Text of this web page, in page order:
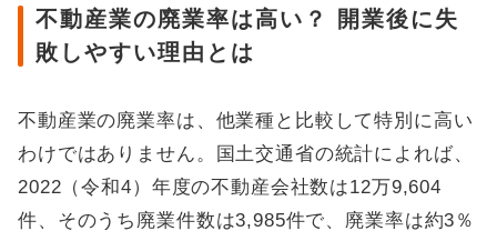
不動産業の廃業率は高い？ 開業後に失
敗しやすい理由とは
不動産業の廃業率は、他業種と比較して特別に高い
わけではありません。国土交通省の統計によれば、
2022（令和4）年度の不動産会社数は12万9,604
件、そのうち廃業件数は3,985件で、廃業率は約3％